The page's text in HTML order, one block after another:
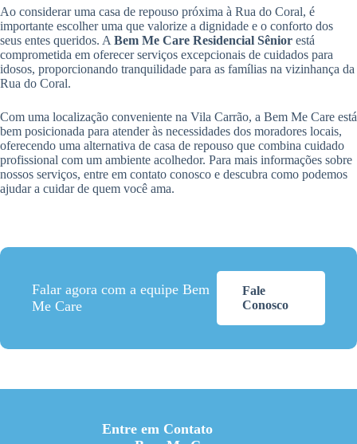
Ao considerar uma casa de repouso próxima à Rua do Coral, é
importante escolher uma que valorize a dignidade e o conforto dos
seus entes queridos. A Bem Me Care Residencial Sênior está
comprometida em oferecer serviços excepcionais de cuidados para
idosos, proporcionando tranquilidade para as famílias na vizinhança da
Rua do Coral.
Com uma localização conveniente na Vila Carrão, a Bem Me Care está
bem posicionada para atender às necessidades dos moradores locais,
oferecendo uma alternativa de casa de repouso que combina cuidado
profissional com um ambiente acolhedor. Para mais informações sobre
nossos serviços, entre em contato conosco e descubra como podemos
ajudar a cuidar de quem você ama.
Falar agora com a equipe Bem
Me Care
Fale
Conosco
Entre em Contato